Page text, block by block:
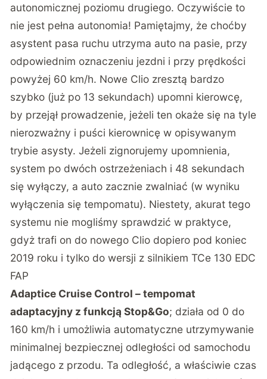
autonomicznej poziomu drugiego. Oczywiście to
nie jest pełna autonomia! Pamiętajmy, że choćby
asystent pasa ruchu utrzyma auto na pasie, przy
odpowiednim oznaczeniu jezdni i przy prędkości
powyżej 60 km/h. Nowe Clio zresztą bardzo
szybko (już po 13 sekundach) upomni kierowcę,
by przejął prowadzenie, jeżeli ten okaże się na tyle
nierozważny i puści kierownicę w opisywanym
trybie asysty. Jeżeli zignorujemy upomnienia,
system po dwóch ostrzeżeniach i 48 sekundach
się wyłączy, a auto zacznie zwalniać (w wyniku
wyłączenia się tempomatu). Niestety, akurat tego
systemu nie mogliśmy sprawdzić w praktyce,
gdyż trafi on do nowego Clio dopiero pod koniec
2019 roku i tylko do wersji z silnikiem TCe 130 EDC
FAP
Adaptice Cruise Control – tempomat
adaptacyjny z funkcją Stop&Go; działa od 0 do
160 km/h i umożliwia automatyczne utrzymywanie
minimalnej bezpiecznej odległości od samochodu
jadącego z przodu. Ta odległość, a właściwie czas